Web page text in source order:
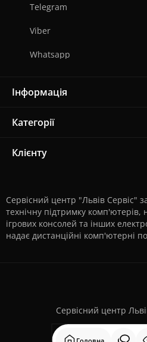
Головна
Telegram
Viber
Whatsapp
Інформація
Категорії
Клієнту
Сервісний центр "Львів Сервіс"
технічну підтримку комп'ютерів,
ігрових консолей та інших
надає дистанційні комп'ютерні
Сервісний центр